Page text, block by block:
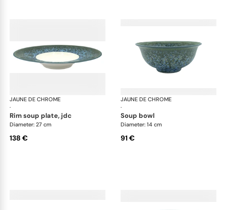
JAUNE DE CHROME
·
Nymphéa
rim soup plate, jdc
Diameter: 27 cm
138 €
JAUNE DE CHROME
·
soup bowl
Diameter: 14 cm
91 €